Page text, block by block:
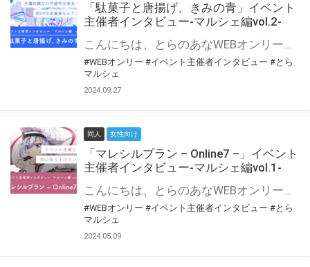
「駄菓子と唐揚げ、きみの青」イベント
主催者インタビュー-マルシェ編vol.2-
こんにちは、とらのあなWEBオンリー運営スタッフです。 新たにお届けする、イベント主催者インタビュー-マルシェ編-は、 とらのあなWEBオンリー「マルシェ」をご利用の主催様に 「マルシェ」を使ってイベントを開催した感想や心がけをお聞きする企画です。 今回は、WEBオンリー初開催「駄菓子と唐揚げ、きみの青」より、 主催のぎこ六屋様にお話を伺いました。 協力：ぎこ六屋様／イベント公式Twitter（@krkgwks） とらのあなWEBオンリー「マルシェ」とは？ WEBオンリーでリアルタイムでコミュニケーションがとれるオンライン会場です。
#WEBオンリー #イベント主催者インタビュー #とら
マルシェ
2024.09.27
同人 女性向け
「マレシルプラン – Online7 –」イベント
主催者インタビュー-マルシェ編vol.1-
こんにちは、とらのあなWEBオンリー運営スタッフです。 新たにお届けする、イベント主催者インタビュー-マルシェ編-は、 とらのあなWEBオンリー「マルシェ」をご利用した主催様に 「マルシェ」を使って開催した感想や心がけをお聞きする企画です。 今回は、WEBオンリー開催7回目迎えた「マレシルプラン – Online7 –」より、 主催の玉川うた様にお話を伺いました。 ▼マレシルプランのインタビュー前回記事 「イベント主催者インタビュー vol.6」はこちら 協力：玉川うた様（マレシルプラン実行委員会 代表）／イベント公式Twitter（@mallesil_plan） とらのあなWEBオンリー「マルシェ」とは？ WEBオンリーでリアルタイムでコミュニケーションがとれるオンライン会場です。
#WEBオンリー #イベント主催者インタビュー #とら
マルシェ
2024.05.09